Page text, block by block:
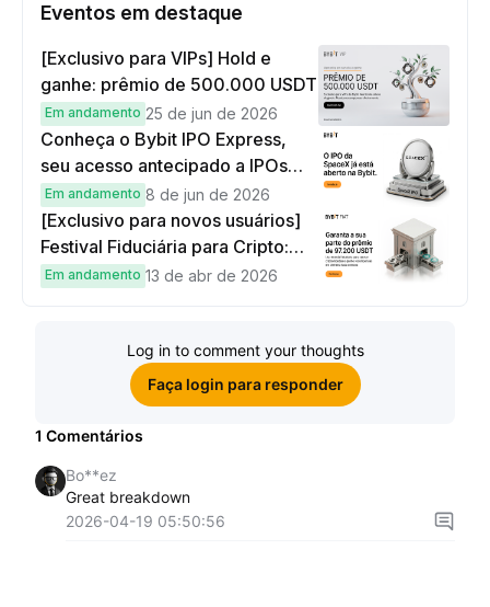
Eventos em destaque
[Exclusivo para VIPs] Hold e
ganhe: prêmio de 500.000 USDT
Em andamento 25 de jun de 2026
Conheça o Bybit IPO Express,
seu acesso antecipado a IPOs
globais
Em andamento 8 de jun de 2026
[Exclusivo para novos usuários]
Festival Fiduciária para Cripto:
complete tarefas simples e
Em andamento 13 de abr de 2026
Log in to comment your thoughts
Faça login para responder
1 Comentários
Bo**ez
Great breakdown
2026-04-19 05:50:56